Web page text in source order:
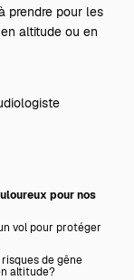
prendre pour les
altitude ou en
pour nos
vol pour protéger
de gêne
altitude?